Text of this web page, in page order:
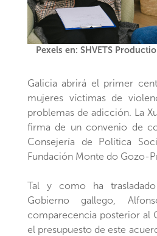
Pexels en: SHVETS
Galicia abrirá el primer
mujeres víctimas de
problemas de adicción. La
firma de un convenio de
Consejería de Política
Fundación Monte do Gozo-
Tal y como ha
Gobierno gallego,
comparecencia posterior al
el presupuesto de este